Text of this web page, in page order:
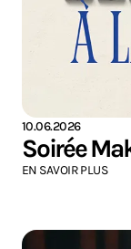
10.06.2026
Soirée
EN SAVOIR PLUS